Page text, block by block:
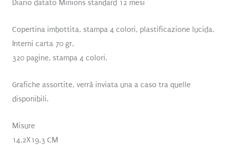
Diario datato Minions standard 12 mesi
Copertina imbottita, stampa 4 colori, plastificazione lucida.
Interni carta 70 gr,
320 pagine, stampa 4 colori.
Grafiche assortite, verrà inviata una a caso tra quelle
disponibili.
Misure
14,2X19,3 CM